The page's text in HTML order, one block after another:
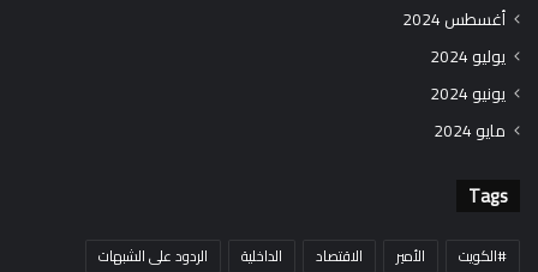
أغسطس 2024
يوليو 2024
يونيو 2024
مايو 2024
Tags
#الكويت الأمير الاقتصاد الداخلية
الردود على الشبهات